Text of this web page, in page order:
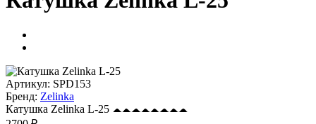
Артикул: SPD153
Бренд: Zelinka
Катушка Zelinka L-25